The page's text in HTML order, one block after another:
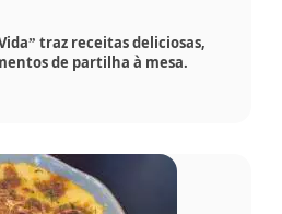
traz receitas deliciosas,
de partilha à mesa.